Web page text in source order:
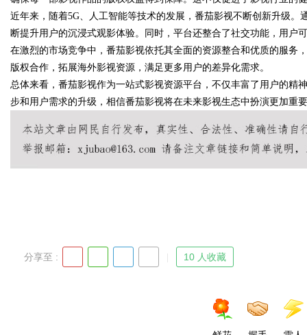
!
近年来，随着5G、人工智能等技术的发展，番茄影视不断创新升级
断提升用户的沉浸式观影体验。同时，平台还整合了社交功能，用户
在激烈的市场竞争中，番茄影视依托其全面的资源整合和优质的服务
版权合作，拓展海外影视资源，满足更多用户的差异化需求。
总体来看，番茄影视作为一站式影视资源平台，不仅丰富了用户的精
步和用户需求的升级，相信番茄影视将在未来影视生态中扮演更加重
分享至 : 10 人收藏